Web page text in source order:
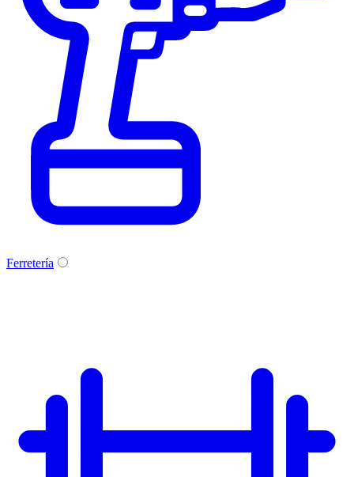
Ferretería